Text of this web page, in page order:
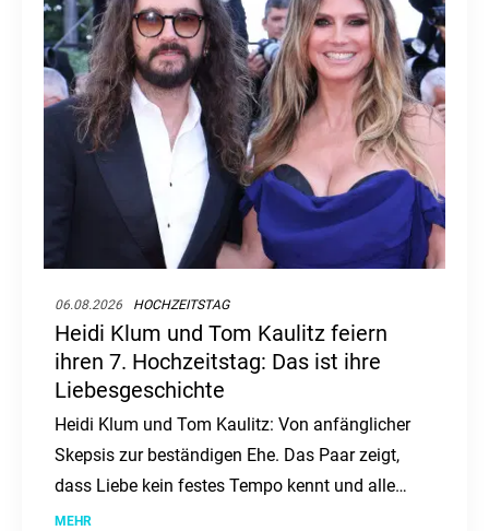
06.08.2026 HOCHZEITSTAG
Heidi Klum und Tom Kaulitz feiern
ihren 7. Hochzeitstag: Das ist ihre
Liebesgeschichte
Heidi Klum und Tom Kaulitz: Von anfänglicher
Skepsis zur beständigen Ehe. Das Paar zeigt,
dass Liebe kein festes Tempo kennt und alle
Zweifel überdauern kann.
MEHR